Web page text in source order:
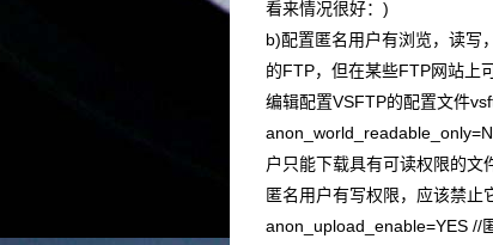
看来情况很好：)
b)配置匿名用户有浏览，读写
的FTP，但在某些FTP网站上
编辑配置VSFTP的配置文件
户只能下载具有可读权限的文
匿名用户有写权限，应该禁止
anon_upload_enable=YES //